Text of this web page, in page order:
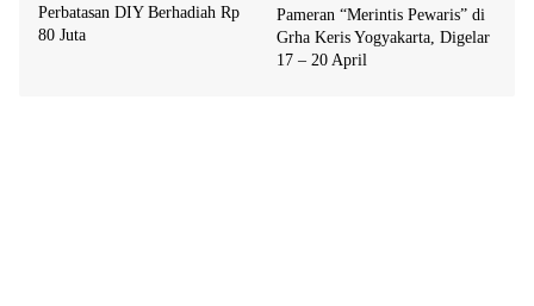
Perbatasan DIY Berhadiah Rp
80 Juta
Pameran “Merintis Pewaris” di
Grha Keris Yogyakarta, Digelar
17 – 20 April